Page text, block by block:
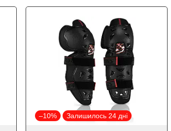
–10% Залишилось 24 дні